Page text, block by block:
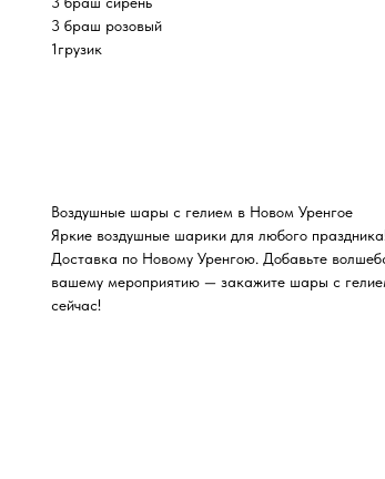
3 браш розовый
1грузик
Воздушные шары с гелием в Новом Уренгое
Яркие воздушные шарики для любого праздника!
Доставка по Новому Уренгою. Добавьте
вашему мероприятию — закажите шары с
сейчас!